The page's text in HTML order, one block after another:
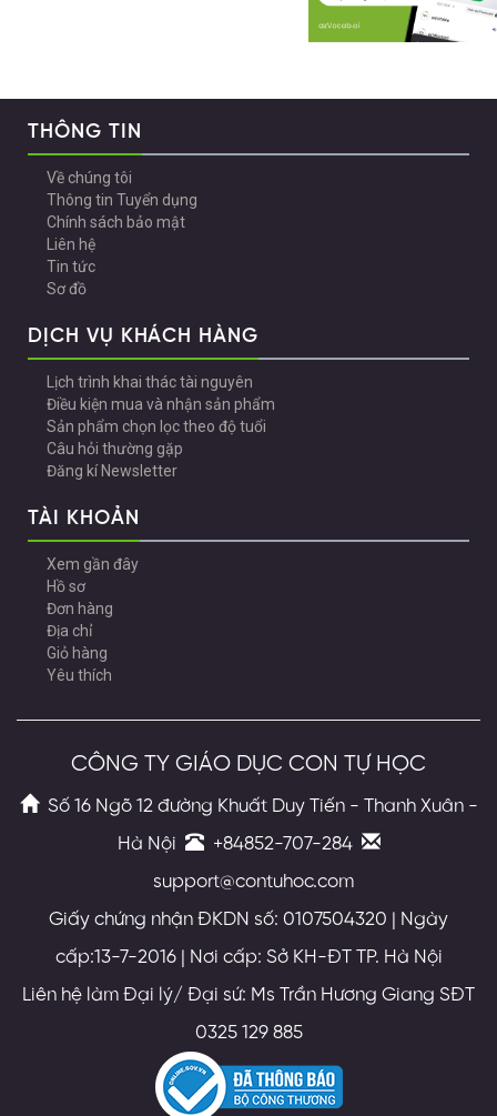
THÔNG TIN
Về chúng tôi
Thông tin Tuyển dụng
Chính sách bảo mật
Liên hệ
Tin tức
Sơ đồ
DỊCH VỤ KHÁCH HÀNG
Lịch trình khai thác tài nguyên
Điều kiện mua và nhận sản phẩm
Sản phẩm chọn lọc theo độ tuổi
Câu hỏi thường gặp
Đăng kí Newsletter
TÀI KHOẢN
Xem gần đây
Hồ sơ
Đơn hàng
Địa chỉ
Giỏ hàng
Yêu thích
CÔNG TY GIÁO DỤC CON TỰ HỌC
Số 16 Ngõ 12 đường Khuất Duy Tiến - Thanh Xuân -
Hà Nội
+84852-707-284
support@contuhoc.com
Giấy chứng nhận ĐKDN số: 0107504320 | Ngày
cấp:13-7-2016 | Nơi cấp: Sở KH-ĐT TP. Hà Nội
Liên hệ làm Đại lý/ Đại sứ: Ms Trần Hương Giang SĐT
0325 129 885